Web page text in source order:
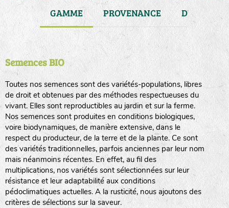
GAMME PROVENANCE DURÉE DE
Semences BIO
Toutes nos semences sont des variétés-populations, libres
de droit et obtenues par des méthodes respectueuses du
vivant. Elles sont reproductibles au jardin et sur la ferme.
Nos semences sont produites en conditions biologiques,
voire biodynamiques, de manière extensive, dans le
respect du producteur, de la terre et de la plante. Ce sont
des variétés traditionnelles, parfois anciennes par leur nom
mais néanmoins récentes. En effet, au fil des
multiplications, nos variétés sont sélectionnées sur leur
résistance et leur adaptabilité aux conditions
pédoclimatiques actuelles. A la rusticité, nous ajoutons des
critères de sélections sur la saveur.
haies
zone sauvage